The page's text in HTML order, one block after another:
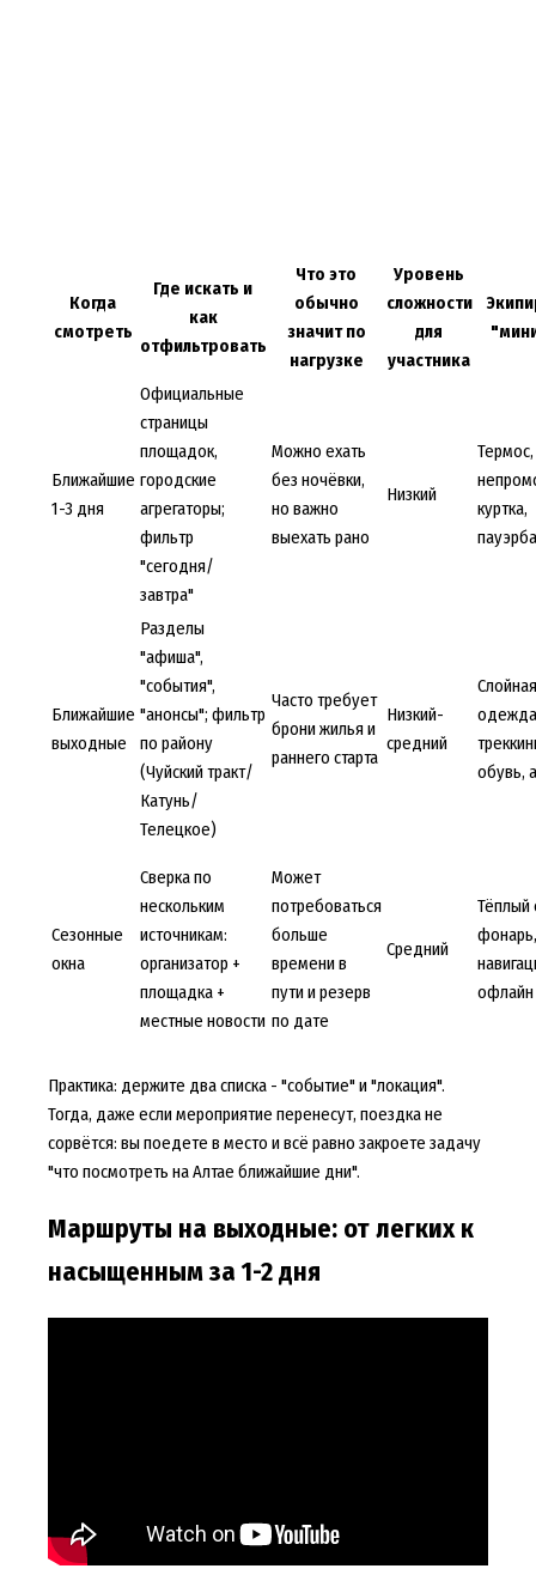
Когда
смотреть
Где искать и
как
отфильтровать
Что это
обычно
значит по
нагрузке
Уровень
сложности
для
участника
Ближайшие
1-3 дня
Официальные
страницы
площадок,
городские
агрегаторы;
фильтр
"сегодня/
завтра"
Можно ехать
без ночёвки,
но важно
выехать рано
Низкий
Термос,
куртка,
Ближайшие
выходные
Разделы
"афиша",
"события",
"анонсы"; фильтр
по району
(Чуйский тракт/
Катунь/
Телецкое)
Часто требует
брони жилья и
раннего старта
Низкий-
средний
Слойная
обувь,
Сезонные
окна
Сверка по
нескольким
источникам:
организатор +
площадка +
местные новости
Может
потребоваться
больше
времени в
пути и резерв
по дате
Средний
Тёплый
фонарь,
офлайн
Практика: держите два списка - "событие" и "локация".
Тогда, даже если мероприятие перенесут, поездка не
сорвётся: вы поедете в место и всё равно закроете задачу
"что посмотреть на Алтае ближайшие дни".
Маршруты на выходные: от легких к
насыщенным за 1-2 дня